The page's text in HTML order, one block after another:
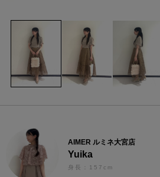
AIMER ルミネ大宮店
Yuika
身長：157cm